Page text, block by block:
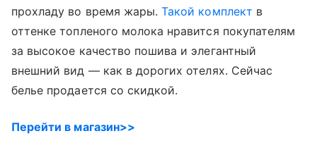
прохладу во время жары.Такой комплект в
оттенке топленого молока нравится покупателям
за высокое качество пошива и элегантный
внешний вид — как в дорогих отелях. Сейчас
белье продается со скидкой.
Перейти в магазин>>